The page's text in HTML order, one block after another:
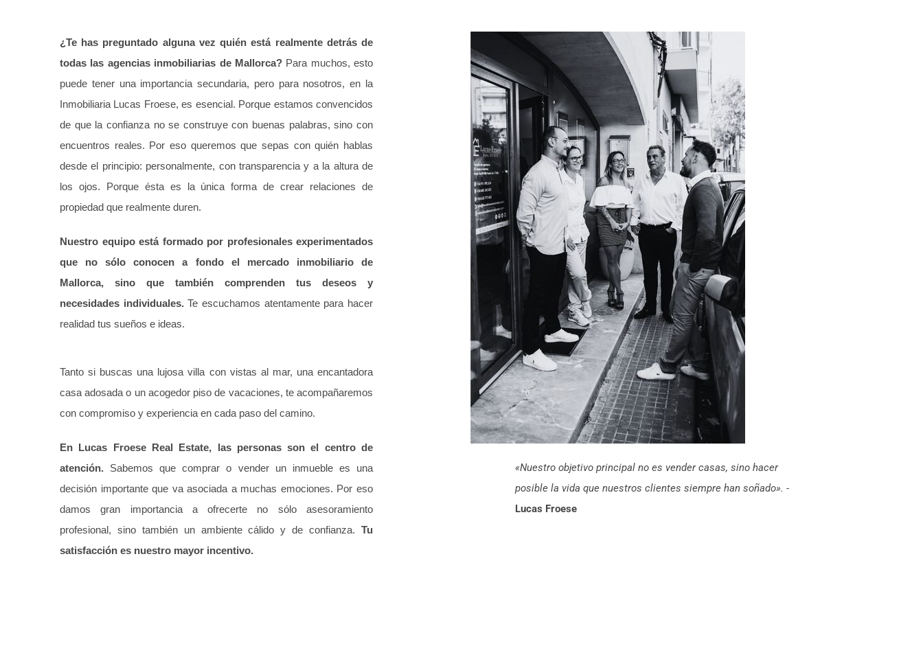
¿Te has preguntado alguna vez quién está realmente detrás de
todas las agencias inmobiliarias de Mallorca?Para muchos, esto
puede tener una importancia secundaria, pero para nosotros, en la
Inmobiliaria Lucas Froese, es esencial. Porque estamos convencidos
de que la confianza no se construye con buenas palabras, sino con
encuentros reales. Por eso queremos que sepas con quién hablas
desde el principio: personalmente, con transparencia y a la altura de
los ojos. Porque ésta es la única forma de crear relaciones de
propiedad que realmente duren.
Nuestro equipo está formado por profesionales experimentados
que no sólo conocen a fondo el mercado inmobiliario de
Mallorca, sino que también comprenden tus deseos y
necesidades individuales.Te escuchamos atentamente para hacer
realidad tus sueños e ideas.
Tanto si buscas una lujosa villa con vistas al mar, una encantadora
casa adosada o un acogedor piso de vacaciones, te acompañaremos
con compromiso y experiencia en cada paso del camino.
En Lucas Froese Real Estate, las personas son el centro de
atención. Sabemos que comprar o vender un inmueble es una
decisión importante que va asociada a muchas emociones. Por eso
damos gran importancia a ofrecerte no sólo asesoramiento
profesional, sino también un ambiente cálido y de confianza. Tu
satisfacción es nuestro mayor incentivo.
«Nuestro objetivo principal no es vender casas, sino hacer
posible la vida que nuestros clientes siempre han soñado». -
Lucas Froese